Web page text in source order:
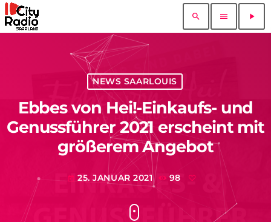
search menu play_arrow
NEWS SAARLOUIS
Ebbes von Hei!-Einkaufs- und
Genussführer 2021 erscheint mit
größerem Angebot
today 25. JANUAR 2021 98